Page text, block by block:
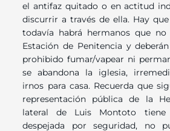
el antifaz quitado o en actitud
discurrir a través de ella. Hay
todavía habrá hermanos que
Estación de Penitencia y
prohibido fumar/vapear ni
se abandona la iglesia,
irnos para casa. Recuerda que
representación pública de la
lateral de Luis Montoto tiene
despejada por seguridad, no